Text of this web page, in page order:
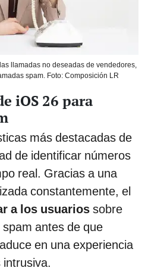
llamadas no deseadas de vendedores,
spam. Foto: Composición LR
iOS 26 para
más destacadas de
de identificar números
real. Gracias a una
constantemente, el
a los usuarios sobre
antes de que
en una experiencia